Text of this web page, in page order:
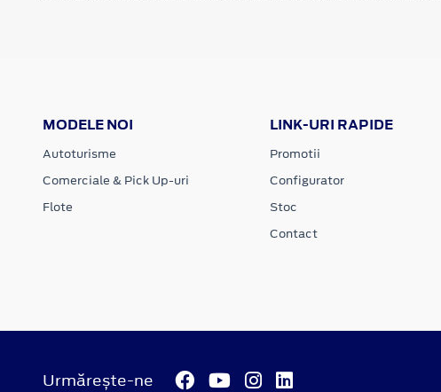
MODELE NOI
Autoturisme
Comerciale & Pick Up-uri
Flote
LINK-URI RAPIDE
Promotii
Configurator
Stoc
Contact
Urmărește-ne